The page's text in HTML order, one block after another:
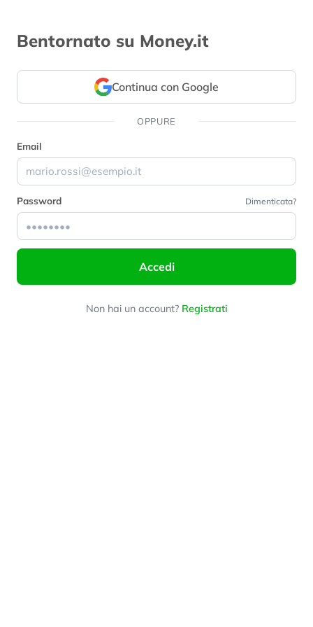
Bentornato su Money.it
Continua con Google
OPPURE
Email
Password Dimenticata?
Accedi
Non hai un account? Registrati